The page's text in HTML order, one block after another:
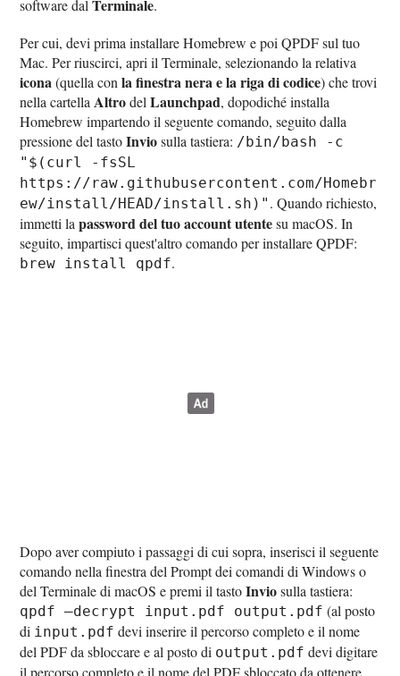
software dalTerminale.
Per cui, devi prima installare Homebrew e poi QPDF sul tuo
Mac. Per riuscirci, apri il Terminale, selezionando la relativa
icona(quella conla finestra nera e la riga di codice) che trovi
nella cartella AltrodelLaunchpad, dopodiché installa
Homebrew impartendo il seguente comando, seguito dalla
pressione del tastoInviosulla tastiera: /bin/bash -c
"$(curl -fsSL
https://raw.githubusercontent.com/Homebr
ew/install/HEAD/install.sh)" . Quando richiesto,
immetti lapassword del tuo account utentesu macOS. In
seguito, impartisci quest'altro comando per installare QPDF:
brew install qpdf.
Dopo aver compiuto i passaggi di cui sopra, inserisci il seguente
comando nella finestra del Prompt dei comandi di Windows o
del Terminale di macOS e premi il tastoInviosulla tastiera:
qpdf –decrypt input.pdf output.pdf (al posto
di input.pdf devi inserire il percorso completo e il nome
del PDF da sbloccare e al posto di output.pdf devi digitare
il percorso completo e il nome del PDF sbloccato da ottenere